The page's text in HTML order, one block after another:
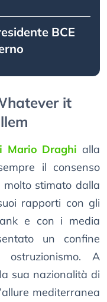
BCE
it
Mario Draghi alla
il consenso
stimato dalla
rapporti con gli
e con i media
un confine
A
sua nazionalità di
mediterranea